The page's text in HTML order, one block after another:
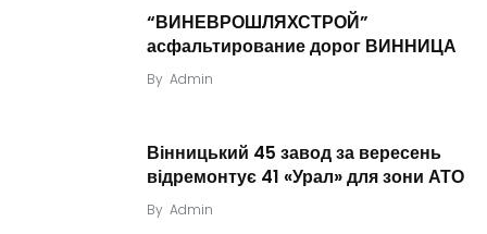
“ВИНЕВРОШЛЯХСТРОЙ”
асфальтирование дорог ВИННИЦА
By Admin
Вінницький 45 завод за вересень
відремонтує 41 «Урал» для зони АТО
By Admin